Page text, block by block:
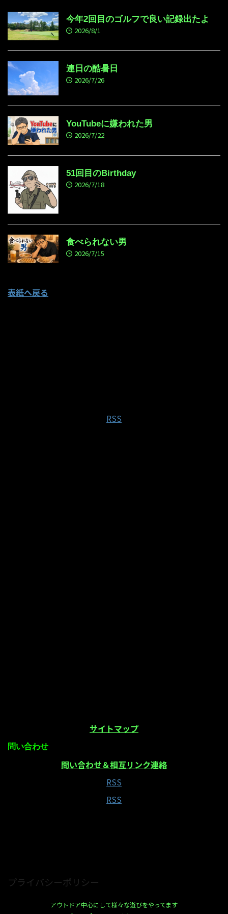
今年2回目のゴルフで良い記録出たよ
2026/8/1
連日の酷暑日
2026/7/26
YouTubeに嫌われた男
2026/7/22
51回目のBirthday
2026/7/18
食べられない男
2026/7/15
表紙へ戻る
RSS
サイトマップ
問い合わせ
問い合わせ＆相互リンク連絡
RSS
RSS
プライバシーポリシー
アウトドア中心にして様々な遊びをやってます